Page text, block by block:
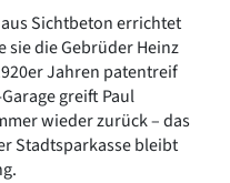
Sichtbeton errichtet
die Gebrüder Heinz
Jahren patentreif
greift Paul
wieder zurück – das
Stadtsparkasse bleibt